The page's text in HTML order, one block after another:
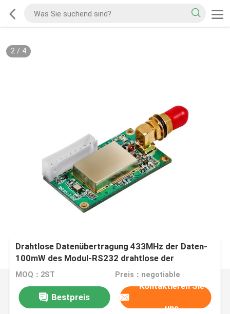
2/ 4
Drahtlose Datenübertragung 433MHz der Daten-
100mW des Modul-RS232 drahtlose der
Schnittstellen-500m
MOQ：2ST Preis：negotiable
Bestpreis
Kontaktieren Sie
uns